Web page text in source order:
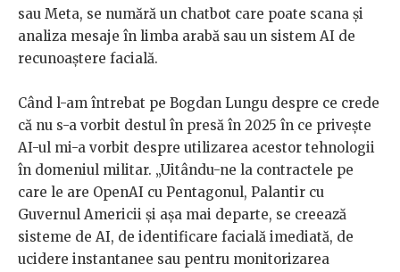
sau Meta, se numără un chatbot care poate scana și
analiza mesaje în limba arabă sau un sistem AI de
recunoaștere facială.
Când l-am întrebat pe Bogdan Lungu despre ce crede
că nu s-a vorbit destul în presă în 2025 în ce privește
AI-ul mi-a vorbit despre utilizarea acestor tehnologii
în domeniul militar. „Uitându-ne la contractele pe
care le are OpenAI cu Pentagonul, Palantir cu
Guvernul Americii și așa mai departe, se creează
sisteme de AI, de identificare facială imediată, de
ucidere instantanee sau pentru monitorizarea